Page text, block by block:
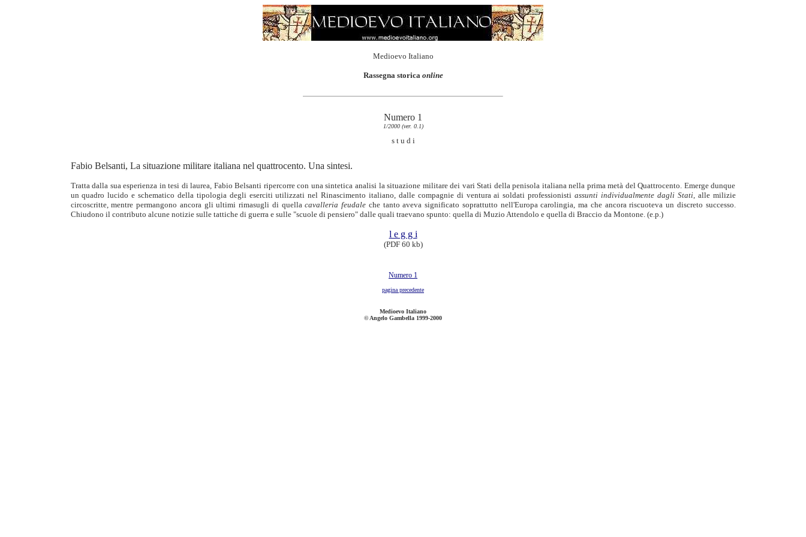
Medioevo Italiano
Rassegna storica online
Numero 1
1/2000 (ver. 0.1)
s t u d i
Fabio Belsanti, La situazione militare italiana nel quattrocento. Una sintesi.
Tratta dalla sua esperienza in tesi di laurea, Fabio Belsanti ripercorre con una sintetica analisi la situazione militare dei vari Stati della penisola italiana nella prima metà del Quattrocento. Emerge dunque
un quadro lucido e schematico della tipologia degli eserciti utilizzati nel Rinascimento italiano, dalle compagnie di ventura ai soldati professionistiassunti individualmente dagli Stati, alle milizie
circoscritte, mentre permangono ancora gli ultimi rimasugli di quellacavalleria feudale che tanto aveva significato soprattutto nell'Europa carolingia, ma che ancora riscuoteva un discreto successo.
Chiudono il contributo alcune notizie sulle tattiche di guerra e sulle "scuole di pensiero" dalle quali traevano spunto: quella di Muzio Attendolo e quella di Braccio da Montone. (e.p.)
l e g g i
(PDF 60 kb)
Numero 1
pagina precedente
Medioevo Italiano
© Angelo Gambella 1999-2000